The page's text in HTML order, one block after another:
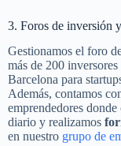
3. Foros de inversión
Gestionamos el foro
más de 200
Barcelona para
Además, contamos
emprendedores
diario y realizamos
en nuestro grupo de